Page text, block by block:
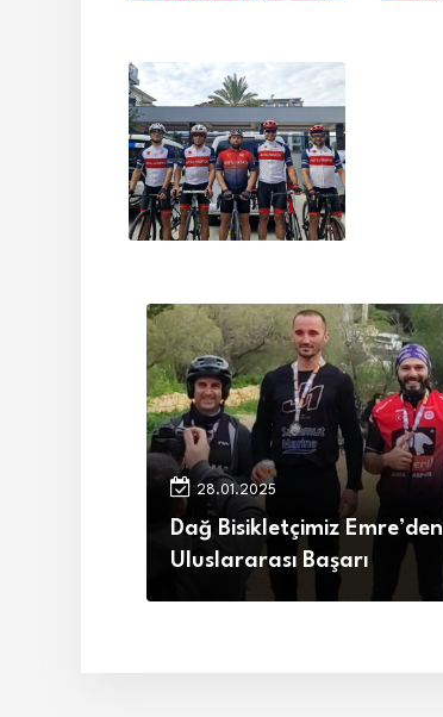
28.01.2025
Dağ Bisikletçimiz Emre’den
Uluslararası Başarı